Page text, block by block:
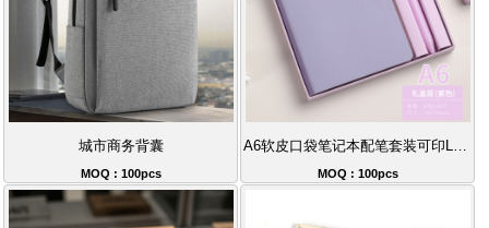
城市商务背囊
MOQ : 100pcs
A6软皮口袋笔记本配笔套装可印LOGO随身记录
MOQ : 100pcs